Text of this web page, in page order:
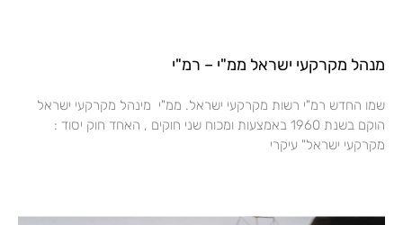
מנהל מקרקעי ישראל ממ"י – רמ"י
שמו החדש רמ"י רשות מקרקעי ישראל. ממ"י מינהל מקרקעי ישראל
הוקם בשנת 1960 באמצעות ומכוח שני חוקים , האחד חוק יסוד :
מקרקעי ישראל" עיקרי